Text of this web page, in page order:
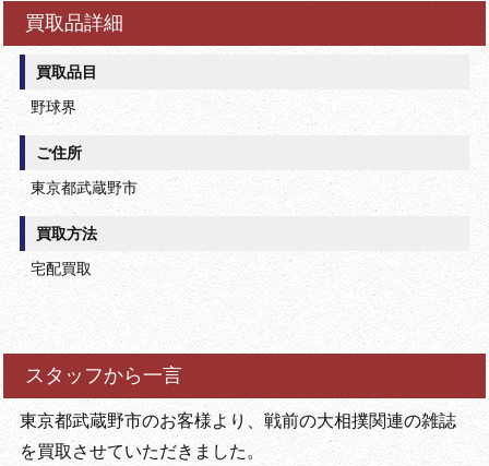
買取品詳細
買取品目
野球界
ご住所
東京都武蔵野市
買取方法
宅配買取
スタッフから一言
東京都武蔵野市のお客様より、戦前の大相撲関連の雑誌
を買取させていただきました。